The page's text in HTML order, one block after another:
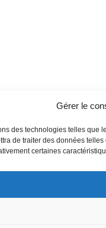
Gérer le
des technologies telles
de traiter des données
certaines